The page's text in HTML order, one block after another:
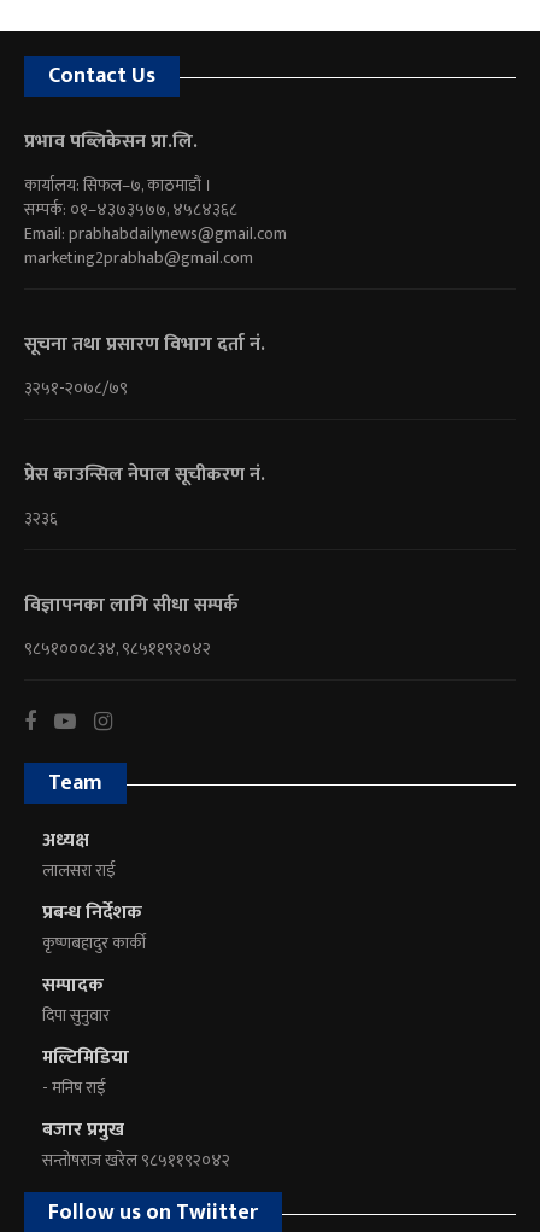
Contact Us
प्रभाव पब्लिकेसन प्रा.लि.
कार्यालय: सिफल–७, काठमाडौं ।
सम्पर्क: ०१–४३७३५७७, ४५८४३६८
Email:prabhabdailynews@gmail.com
marketing2prabhab@gmail.com
सूचना तथा प्रसारण विभाग दर्ता नं.
३२५१-२०७८/७९
प्रेस काउन्सिल नेपाल सूचीकरण नं.
३२३६
विज्ञापनका लागि सीधा सम्पर्क
९८५१०००८३४, ९८५११९२०४२
Team
अध्यक्ष
लालसरा राई
प्रबन्ध निर्देशक
कृष्णबहादुर कार्की
सम्पादक
दिपा सुनुवार
मल्टिमिडिया
- मनिष राई
बजार प्रमुख
सन्तोषराज खरेल ९८५११९२०४२
Follow us on Twiitter